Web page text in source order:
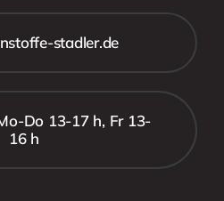
stadler.de
Do 13-17 h, Fr 13-
16 h